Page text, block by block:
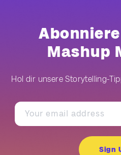
Mashup
Hol dir unsere Storytelling-